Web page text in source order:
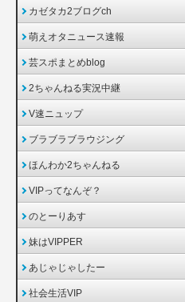
カゼタカ2ブログch
萌えオタニュース速報
芸スポまとめblog
2ちゃんねる実況中継
V速ニュップ
ブラブラブラウジング
ほんわか2ちゃんねる
VIPってなんぞ？
のとーりあす
妹はVIPPER
あじゃじゃしたー
社会生活VIP